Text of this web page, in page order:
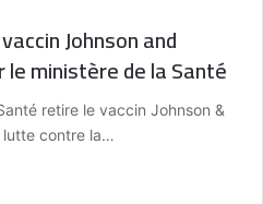
Johnson and
le ministère de la Santé
retire le vaccin Johnson &
lutte contre la…